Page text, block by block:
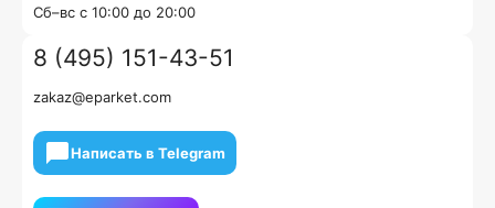
Cб–вс с 10:00 до 20:00
8 (495) 151-43-51
zakaz@eparket.com
Написать в Telegram